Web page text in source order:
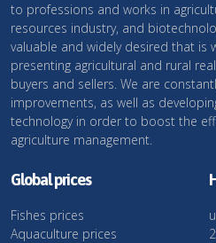
to professions and works in
resources industry, and
valuable and widely desired that is
presenting agricultural and rural
buyers and sellers. We are
improvements, as well as
technology in order to boost the
agriculture management.
Global prices
Fishes prices
Aquaculture prices